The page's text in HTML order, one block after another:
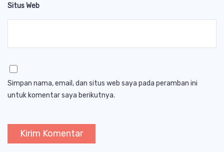
Situs Web
Simpan nama, email, dan situs web saya pada peramban ini
untuk komentar saya berikutnya.